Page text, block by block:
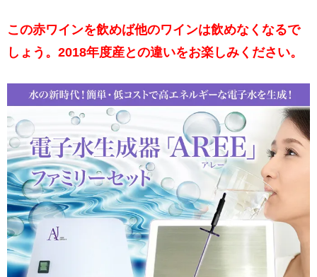
この赤ワインを飲めば他のワインは飲めなくなるで
しょう。2018年度産との違いをお楽しみください。